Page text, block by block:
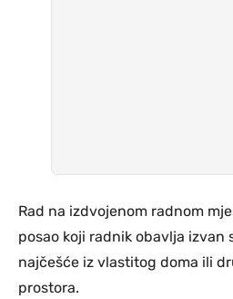
Rad na izdvojenom radnom
posao koji radnik obavlja izvan
najčešće iz vlastitog doma ili
prostora.